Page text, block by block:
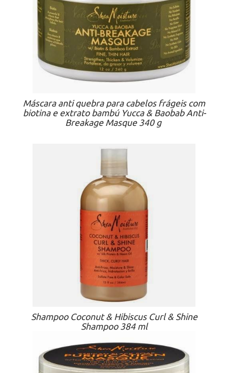
Máscara anti quebra para cabelos frágeis com
biotina e extrato bambú Yucca & Baobab Anti-
Breakage Masque 340 g
Shampoo Coconut & Hibiscus Curl & Shine
Shampoo 384 ml